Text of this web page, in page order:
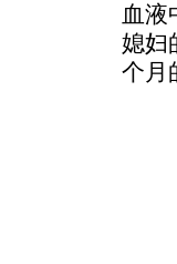
血液
媳妇
个月